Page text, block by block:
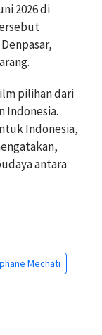
2026 di
pilihan dari
Indonesia.
Indonesia,
antara
Mechati